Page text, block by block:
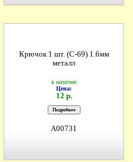
Крючок 1 шт. (С-69) 1.6мм
металл
в наличии
Цена:
12 р.
A00731